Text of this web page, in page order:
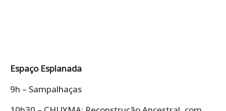
Espaço Esplanada
9h – Sampalhaças